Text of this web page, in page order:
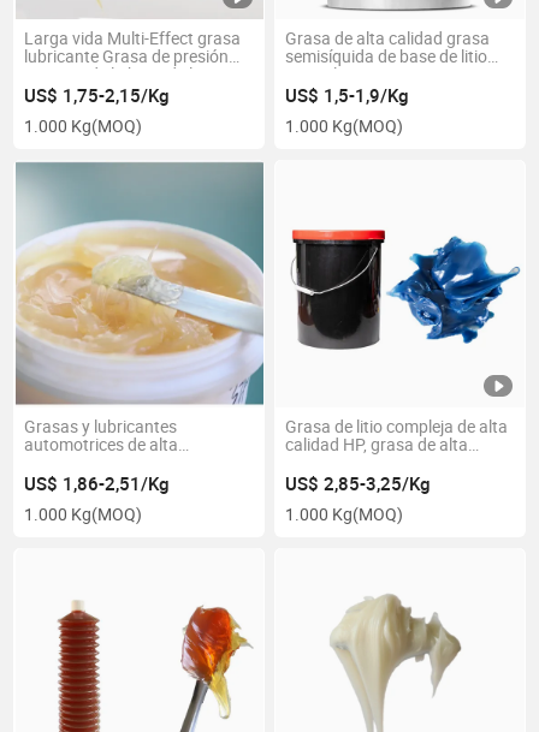
Larga vida Multi-Effect grasa
lubricante Grasa de presión
extrema de la base de litio
para cojinetes y engranaje
US$ 1,75-2,15/Kg
1.000 Kg(MOQ)
Grasa de alta calidad grasa
semisíquida de base de litio
para altas temperaturas
Engranaje recto resistente al
desgaste
US$ 1,5-1,9/Kg
1.000 Kg(MOQ)
Grasas y lubricantes
automotrices de alta
rodamientos
US$ 1,86-2,51/Kg
1.000 Kg(MOQ)
Grasa de litio compleja de alta
calidad HP, grasa de alta
industrial, grasa para
rodamientos
US$ 2,85-3,25/Kg
1.000 Kg(MOQ)